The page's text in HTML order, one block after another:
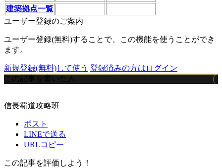
建築拠点一覧
ユーザー登録のご案内
ユーザー登録(無料)することで、この機能を使うことができ
ます。
新規登録(無料)して使う 登録済みの方はログイン
この記事を書いた人
信長覇道攻略班
ポスト
LINEで送る
URLコピー
この記事を評価しよう！